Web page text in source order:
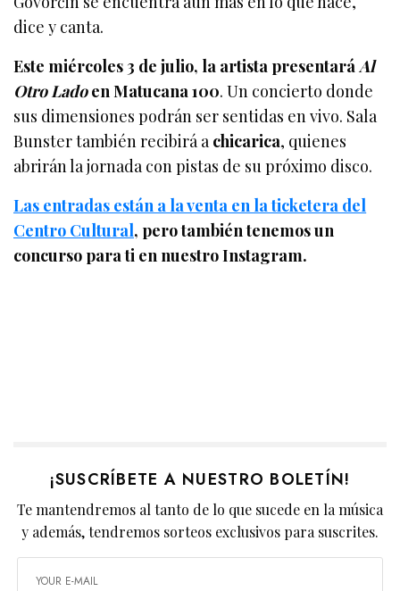
dice y canta.
Este miércoles 3 de julio, la artista presentaráAl
Otro Ladoen Matucana 100. Un concierto donde
sus dimensiones podrán ser sentidas en vivo. Sala
Bunster también recibirá achicarica, quienes
abrirán la jornada con pistas de su próximo disco.
Las entradas están a la venta en la ticketera del
Centro Cultural, pero también tenemos un
concurso para ti en nuestro Instagram.
¡SUSCRÍBETE A NUESTRO BOLETÍN!
Te mantendremos al tanto de lo que sucede en la música
y además, tendremos sorteos exclusivos para suscrites.